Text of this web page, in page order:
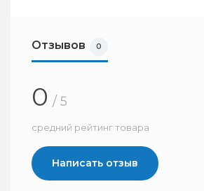
Отзывов 0
0 / 5
средний рейтинг товара
Написать отзыв